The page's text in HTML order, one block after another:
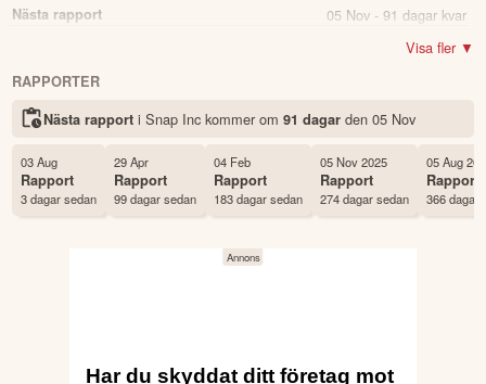
Nästa rapport 05 Nov - 91 dagar kvar
Snap Inc
Land
Antal ägare Avanza 3,025 st
Antal ägare Nordnet 2,981 st
Visa fler ▼
RAPPORTER
Nästa rapport i Snap Inc kommer om 91 dagarden 05 Nov
03 Aug
Rapport
3 dagar sedan
29 Apr
Rapport
99 dagar sedan
04 Feb
Rapport
183 dagar sedan
05 Nov 2025
Rapport
274 dagar sedan
05 Aug
Rapport
366 dagar